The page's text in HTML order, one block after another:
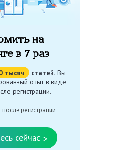
на
в 7 раз
тысяч статей.Вы
опыт в виде
регистрации.
регистрации
сейчас >